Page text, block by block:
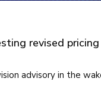
revised
advisory in the